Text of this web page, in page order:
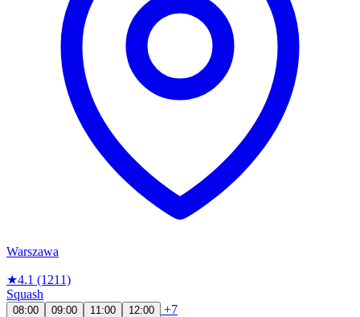
Warszawa
★4.1 (1211)
Squash
08:00 09:00 11:00 12:00
+7